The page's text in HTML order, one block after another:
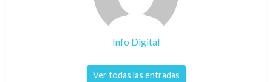
Info Digital
Ver todas las entradas